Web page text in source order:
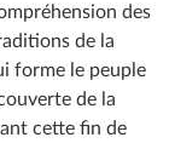
pour
porteurs,
réglés par vos
des
de la
forme le peuple
de la
cette fin de